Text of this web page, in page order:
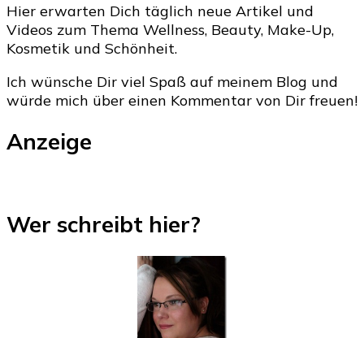
Hier erwarten Dich täglich neue Artikel und
Videos zum Thema Wellness, Beauty, Make-Up,
Kosmetik und Schönheit.
Ich wünsche Dir viel Spaß auf meinem Blog und
würde mich über einen Kommentar von Dir freuen!
Anzeige
Wer schreibt hier?